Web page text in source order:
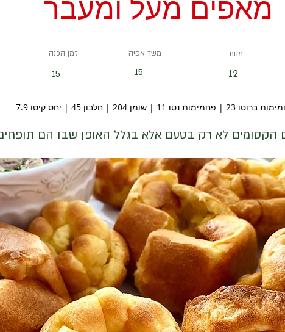
מאפים מעל ומעבר
זמן הכנה
15
משך אפיה
15
מנות
12
23 | פחמימות נטו 11 | שומן 204 | חלבון 45 | יחס קיטו 7.9
הקסומים לא רק בטעם אלא בגלל האופן שבו הם